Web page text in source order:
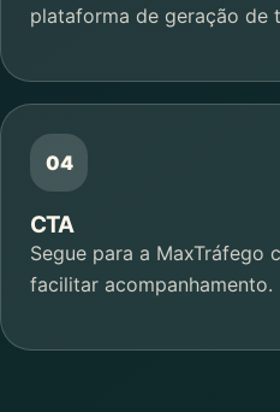
plataforma de geração de
CTA
Segue para a MaxTráfego
facilitar acompanhamento.